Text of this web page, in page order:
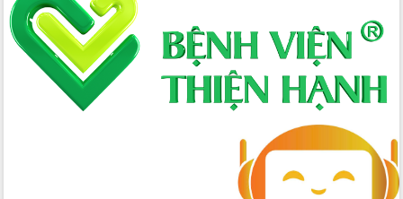
Đắk Lắk đẩy mạnh nuôi biển công
nghệ, hướng tới phát triển thủy sản
bền vững
Tập huấn nâng cao năng lực triển khai
chuyển đổi số cho cán bộ, công chức